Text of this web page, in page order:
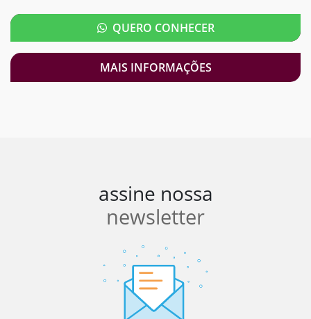
QUERO CONHECER
MAIS INFORMAÇÕES
assine nossa
newsletter